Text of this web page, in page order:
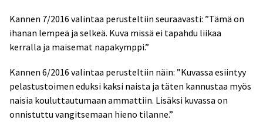
Kannen 7/2016 valintaa perusteltiin seuraavasti: ”Tämä on
ihanan lempeä ja selkeä. Kuva missä ei tapahdu liikaa
kerralla ja maisemat napakymppi.”
Kannen 6/2016 valintaa perusteltiin näin: ”Kuvassa esiintyy
pelastustoimen eduksi kaksi naista ja täten kannustaa myös
naisia kouluttautumaan ammattiin. Lisäksi kuvassa on
onnistuttu vangitsemaan hieno tilanne.”